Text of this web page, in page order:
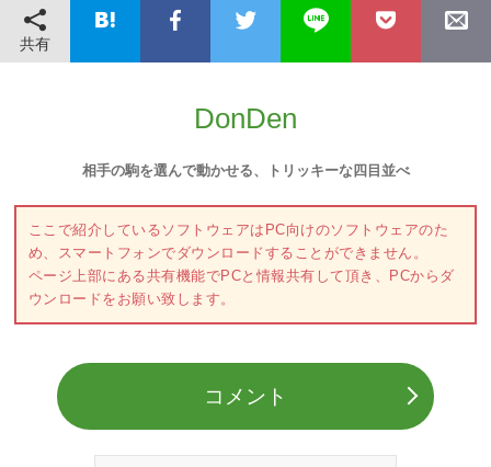
共有
DonDen
相手の駒を選んで動かせる、トリッキーな四目並べ
ここで紹介しているソフトウェアはPC向けのソフトウェアのた
め、スマートフォンでダウンロードすることができません。
ページ上部にある共有機能でPCと情報共有して頂き、PCからダ
ウンロードをお願い致します。
コメント